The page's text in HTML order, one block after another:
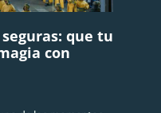
que tu
con